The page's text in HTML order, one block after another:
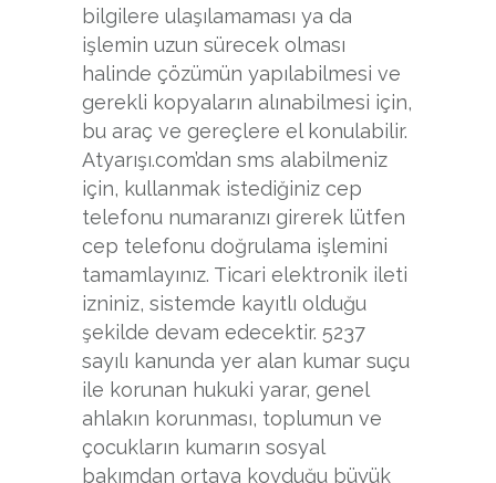
bilgilere ulaşılamaması ya da
işlemin uzun sürecek olması
halinde çözümün yapılabilmesi ve
gerekli kopyaların alınabilmesi için,
bu araç ve gereçlere el konulabilir.
Atyarışı.com’dan sms alabilmeniz
için, kullanmak istediğiniz cep
telefonu numaranızı girerek lütfen
cep telefonu doğrulama işlemini
tamamlayınız. Ticari elektronik ileti
izniniz, sistemde kayıtlı olduğu
şekilde devam edecektir. 5237
sayılı kanunda yer alan kumar suçu
ile korunan hukuki yarar, genel
ahlakın korunması, toplumun ve
çocukların kumarın sosyal
bakımdan ortaya koyduğu büyük